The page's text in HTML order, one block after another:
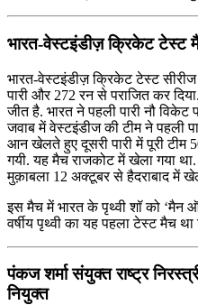
भारत-वेस्टइंडीज़ क्रिकेट टेस्ट
भारत-वेस्टइंडीज़ क्रिकेट टेस्ट
पारी और 272 रन से पराजित कर
जीत है. भारत ने पहली पारी नौ
जवाब में वेस्टइंडीज की टीम ने पहली
आन खेलते हुए दूसरी पारी में पूरी
गयी. यह मैच राजकोट में खेला गया
मुक़ाबला 12 अक्टूबर से हैदराबाद में
इस मैच में भारत के पृथ्वी शॉ को ‘मैन
वर्षीय पृथ्वी का यह पहला टेस्ट मैच
पंकज शर्मा संयुक्त राष्ट्र
नियुक्त